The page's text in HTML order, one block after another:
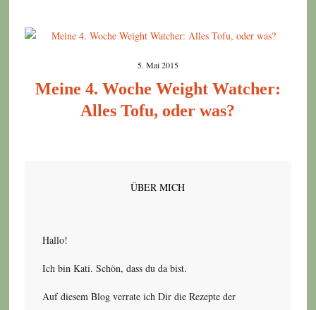
5. Mai 2015
Meine 4. Woche Weight Watcher:
Alles Tofu, oder was?
ÜBER MICH
Hallo!
Ich bin Kati. Schön, dass du da bist.
Auf diesem Blog verrate ich Dir die Rezepte der